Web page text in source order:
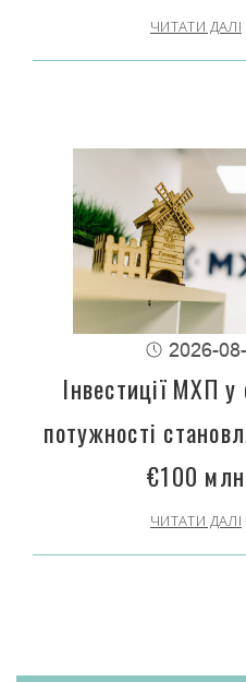
ЧИТАТИ ДАЛІ
2026-
Інвестиції МХП у
потужності
€100 млн
ЧИТАТИ ДАЛІ